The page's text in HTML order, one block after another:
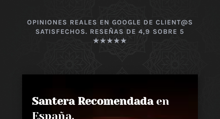
OPINIONES REALES EN GOOGLE DE CLIENT@S
SATISFECHOS. RESEÑAS DE 4,9 SOBRE 5
★★★★★
Santera Recomendadaen
España,